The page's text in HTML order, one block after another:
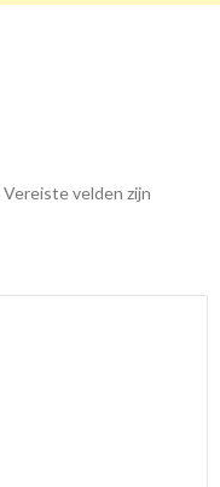
Vereiste velden zijn